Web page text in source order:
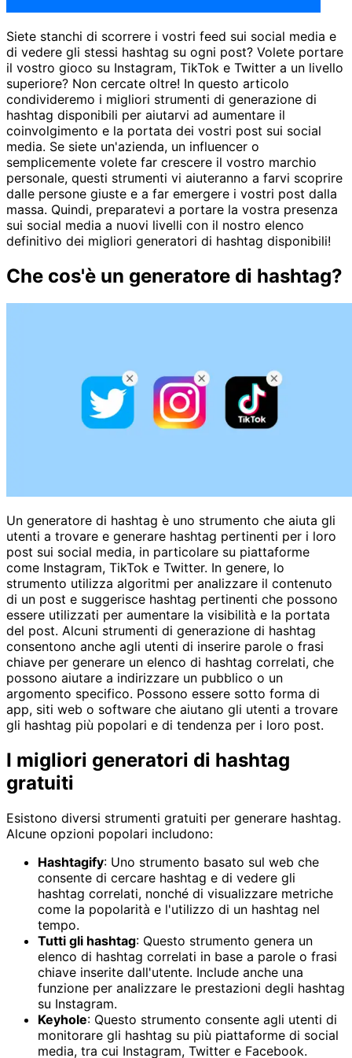
Siete stanchi di scorrere i vostri feed sui social media e
di vedere gli stessi hashtag su ogni post? Volete portare
il vostro gioco su Instagram, TikTok e Twitter a un livello
superiore? Non cercate oltre! In questo articolo
condivideremo i migliori strumenti di generazione di
hashtag disponibili per aiutarvi ad aumentare il
coinvolgimento e la portata dei vostri post sui social
media. Se siete un'azienda, un influencer o
semplicemente volete far crescere il vostro marchio
personale, questi strumenti vi aiuteranno a farvi scoprire
dalle persone giuste e a far emergere i vostri post dalla
massa. Quindi, preparatevi a portare la vostra presenza
sui social media a nuovi livelli con il nostro elenco
definitivo dei migliori generatori di hashtag disponibili!
Che cos'è un generatore di hashtag?
Un generatore di hashtag è uno strumento che aiuta gli
utenti a trovare e generare hashtag pertinenti per i loro
post sui social media, in particolare su piattaforme
come Instagram, TikTok e Twitter. In genere, lo
strumento utilizza algoritmi per analizzare il contenuto
di un post e suggerisce hashtag pertinenti che possono
essere utilizzati per aumentare la visibilità e la portata
del post. Alcuni strumenti di generazione di hashtag
consentono anche agli utenti di inserire parole o frasi
chiave per generare un elenco di hashtag correlati, che
possono aiutare a indirizzare un pubblico o un
argomento specifico. Possono essere sotto forma di
app, siti web o software che aiutano gli utenti a trovare
gli hashtag più popolari e di tendenza per i loro post.
I migliori generatori di hashtag
gratuiti
Esistono diversi strumenti gratuiti per generare hashtag.
Alcune opzioni popolari includono:
Hashtagify: Uno strumento basato sul web che
consente di cercare hashtag e di vedere gli
hashtag correlati, nonché di visualizzare metriche
come la popolarità e l'utilizzo di un hashtag nel
tempo.
Tutti gli hashtag: Questo strumento genera un
elenco di hashtag correlati in base a parole o frasi
chiave inserite dall'utente. Include anche una
funzione per analizzare le prestazioni degli hashtag
su Instagram.
Keyhole: Questo strumento consente agli utenti di
monitorare gli hashtag su più piattaforme di social
media, tra cui Instagram, Twitter e Facebook.